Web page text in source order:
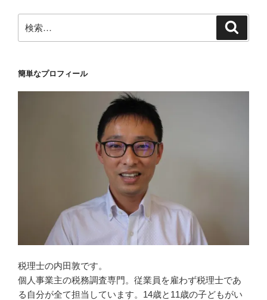
索:
簡単なプロフィール
税理士の内田敦です。
個人事業主の税務調査専門。従業員を雇わず税理士であ
る自分が全て担当しています。14歳と11歳の子どもがい